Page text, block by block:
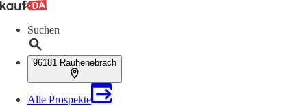
Suchen
96181 Rauhenebrach
Alle Prospekte